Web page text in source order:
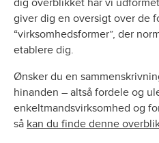
dig overblikket har vi
giver dig en oversigt over de
“virksomhedsformer”, der
etablere dig.
Ønsker du en
hinanden – altså fordele og
enkeltmandsvirksomhed og
så kan du finde denne